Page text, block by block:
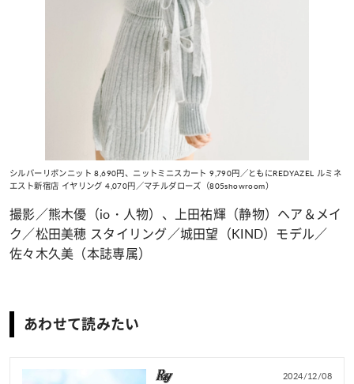
シルバーリボンニット 8,690円、ニットミニスカート 9,790円／ともにREDYAZEL ルミネ
エスト新宿店 イヤリング 4,070円／マチルダローズ（805showroom）
撮影／熊木優（io・人物）、上田祐輝（静物）ヘア＆メイ
ク／松田美穂 スタイリング／城田望（KIND）モデル／
佐々木久美（本誌専属）
あわせて読みたい
2024/12/08